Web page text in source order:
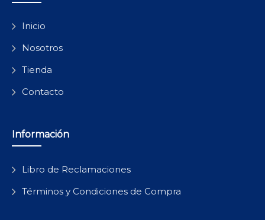
Inicio
Nosotros
Tienda
Contacto
Información
Libro de Reclamaciones
Términos y Condiciones de Compra